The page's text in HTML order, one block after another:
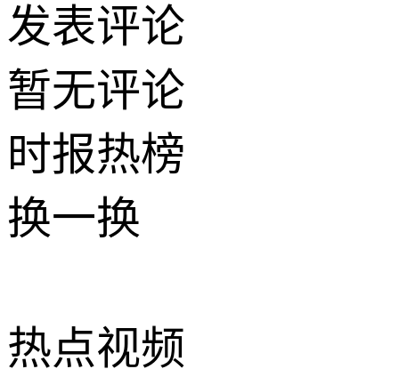
发表评论
暂无评论
时报热榜
换一换
热点视频